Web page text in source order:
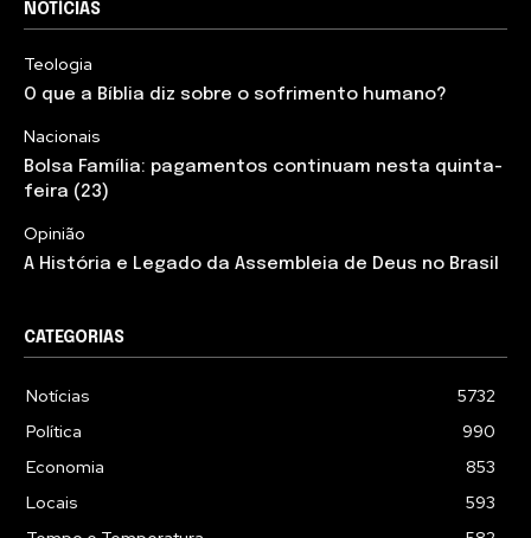
NOTÍCIAS
Teologia
O que a Bíblia diz sobre o sofrimento humano?
Nacionais
Bolsa Família: pagamentos continuam nesta quinta-
feira (23)
Opinião
A História e Legado da Assembleia de Deus no Brasil
CATEGORIAS
Notícias
5732
Política
990
Economia
853
Locais
593